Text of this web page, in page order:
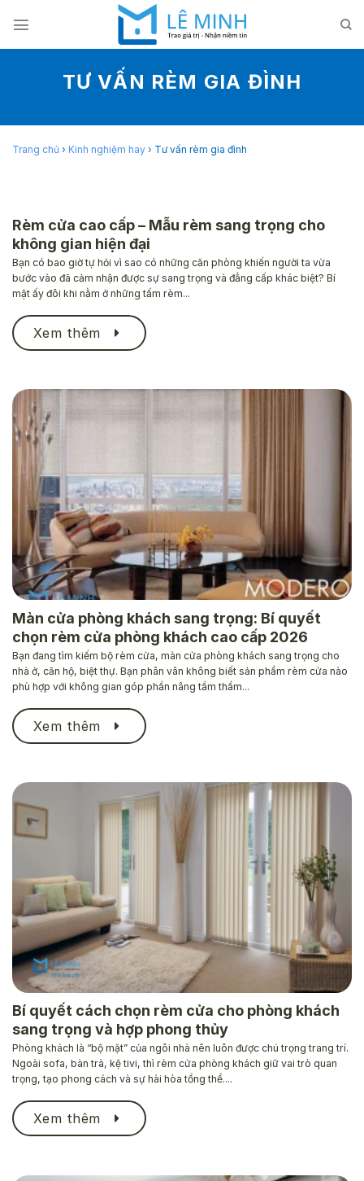
content
TƯ VẤN RÈM GIA ĐÌNH
Trang chủ › Kinh nghiệm hay › Tư vấn rèm gia đình
Rèm cửa cao cấp – Mẫu rèm sang trọng cho
không gian hiện đại
Bạn có bao giờ tự hỏi vì sao có những căn phòng khiến người ta vừa
bước vào đã cảm nhận được sự sang trọng và đẳng cấp khác biệt? Bí
mật ấy đôi khi nằm ở những tấm rèm...
Xem thêm
Màn cửa phòng khách sang trọng: Bí quyết
chọn rèm cửa phòng khách cao cấp 2026
Bạn đang tìm kiếm bộ rèm cửa, màn cửa phòng khách sang trọng cho
nhà ở, căn hộ, biệt thự. Bạn phân vân không biết sản phẩm rèm cửa nào
phù hợp với không gian góp phần nâng tầm thẩm...
Xem thêm
Bí quyết cách chọn rèm cửa cho phòng khách
sang trọng và hợp phong thủy
Phòng khách là “bộ mặt” của ngôi nhà nên luôn được chú trọng trang trí.
Ngoài sofa, bàn trà, kệ tivi, thì rèm cửa phòng khách giữ vai trò quan
trọng, tạo phong cách và sự hài hòa tổng thể....
Xem thêm